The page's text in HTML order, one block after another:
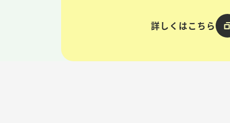
詳しくはこちら